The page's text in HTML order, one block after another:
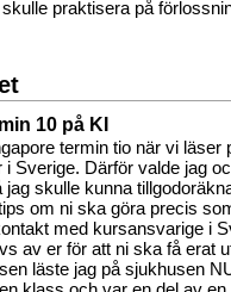
praktisera på
10 på KI
termin tio när vi läser
Sverige. Därför valde jag
skulle kunna
om ni ska göra precis
med kursansvarige i
av er för att ni ska få erat
läste jag på sjukhusen